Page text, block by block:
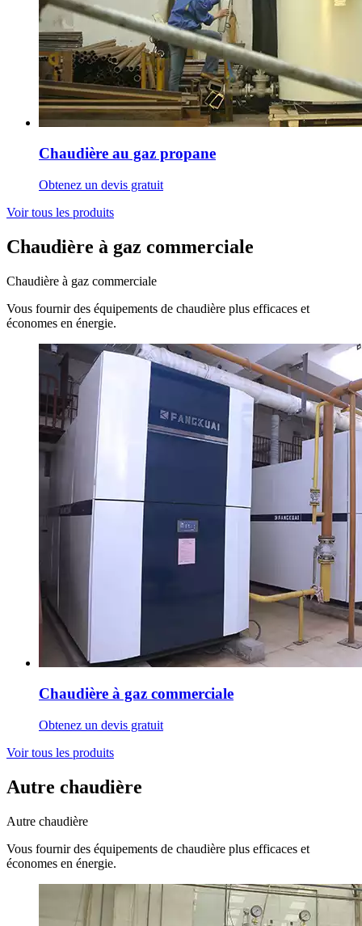
Chaudière au gaz propane
Obtenez un devis gratuit
Voir tous les produits
Chaudière à gaz commerciale
Chaudière à gaz commerciale
Vous fournir des équipements de chaudière plus efficaces et
économes en énergie.
Chaudière à gaz commerciale
Obtenez un devis gratuit
Voir tous les produits
Autre chaudière
Autre chaudière
Vous fournir des équipements de chaudière plus efficaces et
économes en énergie.